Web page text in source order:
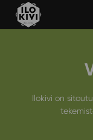
sisältöön
Ilokivi on